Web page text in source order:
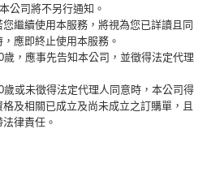
公司將不另行通知。
繼續使用本服務，將視為您已詳讀且同
應即終止使用本服務。
，應事先告知本公司，並徵得法定代理
或未徵得法定代理人同意時，本公司得
及相關已成立及尚未成立之訂購單，且
律責任。